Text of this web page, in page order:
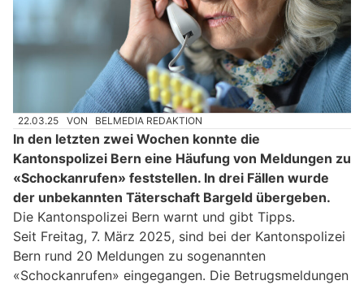
22.03.25 VON BELMEDIA REDAKTION
In den letzten zwei Wochen konnte die
Kantonspolizei Bern eine Häufung von Meldungen zu
«Schockanrufen» feststellen. In drei Fällen wurde
der unbekannten Täterschaft Bargeld übergeben.
Die Kantonspolizei Bern warnt und gibt Tipps.
Seit Freitag, 7. März 2025, sind bei der Kantonspolizei
Bern rund 20 Meldungen zu sogenannten
«Schockanrufen» eingegangen. Die Betrugsmeldungen